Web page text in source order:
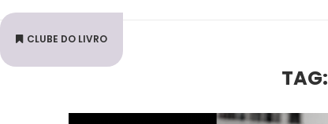
CLUBE DO LIVRO
TAG: